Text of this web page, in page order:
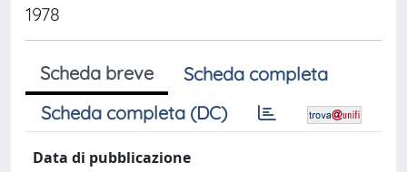
1978
Scheda breve
Scheda completa
Scheda completa (DC)
Data di pubblicazione